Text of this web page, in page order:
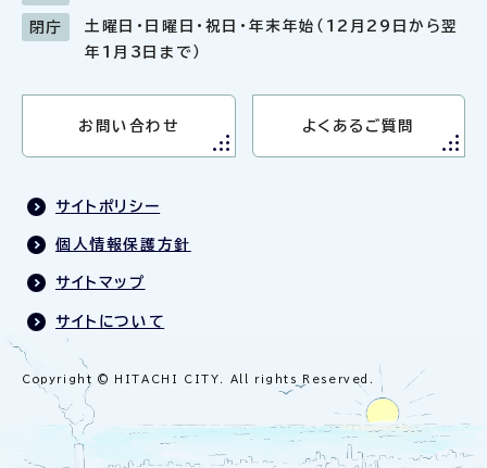
閉庁
土曜日・日曜日・祝日・年末年始（12月29日から翌
年1月3日まで）
お問い合わせ よくあるご質問
サイトポリシー
個人情報保護方針
サイトマップ
サイトについて
Copyright © HITACHI CITY. All rights Reserved.